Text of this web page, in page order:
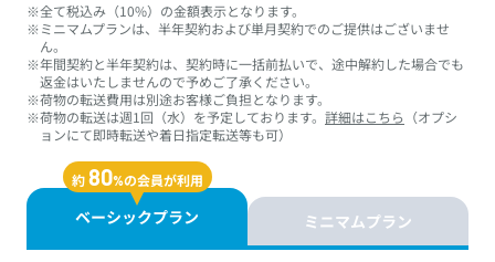
※全て税込み（10%）の金額表示となります。
※ミニマムプランは、半年契約および単月契約でのご提供はございませ
ん。
※年間契約と半年契約は、契約時に一括前払いで、途中解約した場合でも
返金はいたしませんので予めご了承ください。
※荷物の転送費用は別途お客様ご負担となります。
※荷物の転送は週1回（水）を予定しております。 詳細はこちら （オプシ
ョンにて即時転送や着日指定転送等も可）
ベーシックプラン
約80%の会員が利用
ミニマムプラン